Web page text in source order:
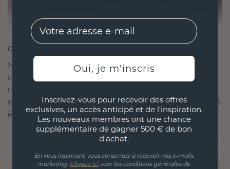
CRÉÉ POUR LA CONNEXION
Notre philosophie en matière de design est de
créer des liens, chaque pièce étant conçue pour
résister à l'épreuve du temps. Elle devient votre
symbole d'amour et de moments chéris, destinée à
être portée et chérie pour toujours.
EMail
Oui, je m'inscris
Inscrivez-vous pour recevoir des offres
exclusives, un accès anticipé et de l'inspiration.
Les nouveaux membres ont une chance
supplémentaire de gagner 500 € de bon
d'achat.
En vous inscrivant, vous consentez à recevoir nos e-mails
marketing. Cliquez ici voor les conditions générales de